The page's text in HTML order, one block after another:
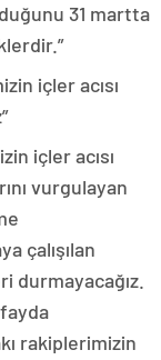
31 martta
içler acısı
içler acısı
vurgulayan
çalışılan
durmayacağız.
rakiplerimizin